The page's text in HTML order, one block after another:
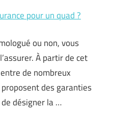
pour un quad ?
ou non, vous
À partir de cet
de nombreux
des garanties
désigner la …